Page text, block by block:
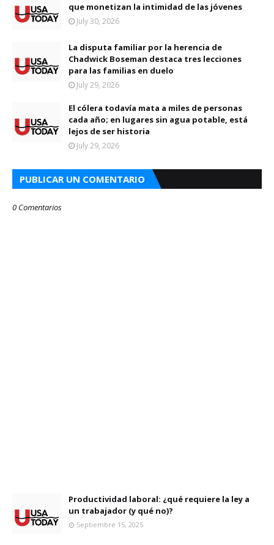
que monetizan la intimidad de las jóvenes
July 30, 2026
La disputa familiar por la herencia de
Chadwick Boseman destaca tres lecciones
para las familias en duelo
July 29, 2026
El cólera todavía mata a miles de personas
cada año; en lugares sin agua potable, está
lejos de ser historia
July 29, 2026
PUBLICAR UN COMENTARIO
0 Comentarios
Productividad laboral: ¿qué requiere la ley a
un trabajador (y qué no)?
Septiembre 15, 2025